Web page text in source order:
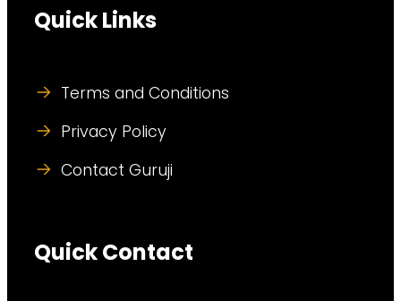
Quick Links
Terms and Conditions
Privacy Policy
Contact Guruji
Quick Contact